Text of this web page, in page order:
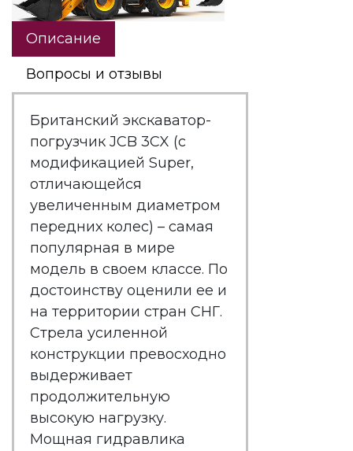
Описание
Вопросы и отзывы
Британский экскаватор-
погрузчик JCB 3CX (с
модификацией Super,
отличающейся
увеличенным диаметром
передних колес) – самая
популярная в мире
модель в своем классе. По
достоинству оценили ее и
на территории стран СНГ.
Стрела усиленной
конструкции превосходно
выдерживает
продолжительную
высокую нагрузку.
Мощная гидравлика